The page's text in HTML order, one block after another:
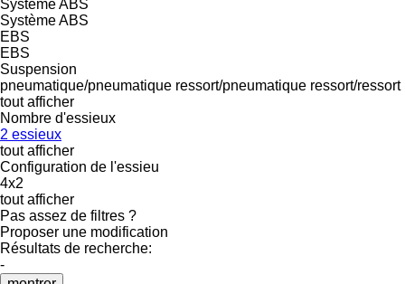
Système ABS
Système ABS
EBS
EBS
Suspension
pneumatique/pneumatique ressort/pneumatique ressort/ressort
tout afficher
Nombre d'essieux
2 essieux
tout afficher
Configuration de l'essieu
4x2
tout afficher
Pas assez de filtres ?
Proposer une modification
Résultats de recherche:
-